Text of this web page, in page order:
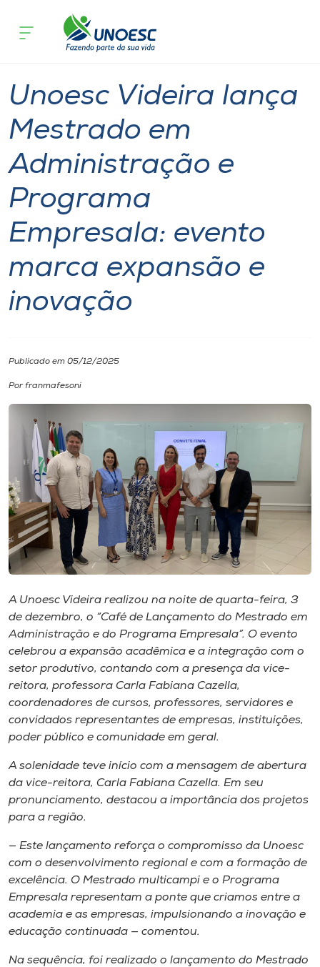
Cursos
Pesquisa
Atendimento ao Estudante
Portal de Ensino
Unoesc
Internacionalização
Cultura
CPA
Biblioteca
Editora
Rádio
Museu
Unoesc
Store
Selecione
o idioma
A+
A-
Unoesc Videira lança
Mestrado em
Administração e
Programa
Empresala: evento
marca expansão e
inovação
Publicado em 05/12/2025
Por franmafesoni
A Unoesc Videira realizou na noite de quarta-feira, 3
de dezembro, o “Café de Lançamento do Mestrado em
Administração e do Programa Empresala”. O evento
celebrou a expansão acadêmica e a integração com o
setor produtivo, contando com a presença da vice-
reitora, professora Carla Fabiana Cazella,
coordenadores de cursos, professores, servidores e
convidados representantes de empresas, instituições,
poder público e comunidade em geral.
A solenidade teve início com a mensagem de abertura
da vice-reitora, Carla Fabiana Cazella. Em seu
pronunciamento, destacou a importância dos projetos
para a região.
— Este lançamento reforça o compromisso da Unoesc
com o desenvolvimento regional e com a formação de
excelência. O Mestrado multicampi e o Programa
Empresala representam a ponte que criamos entre a
academia e as empresas, impulsionando a inovação e
educação continuada — comentou.
Na sequência, foi realizado o lançamento do Mestrado